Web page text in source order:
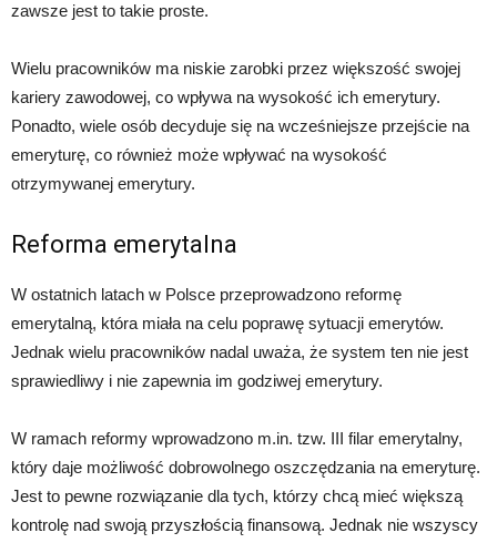
zawsze jest to takie proste.
Wielu pracowników ma niskie zarobki przez większość swojej
kariery zawodowej, co wpływa na wysokość ich emerytury.
Ponadto, wiele osób decyduje się na wcześniejsze przejście na
emeryturę, co również może wpływać na wysokość
otrzymywanej emerytury.
Reforma emerytalna
W ostatnich latach w Polsce przeprowadzono reformę
emerytalną, która miała na celu poprawę sytuacji emerytów.
Jednak wielu pracowników nadal uważa, że system ten nie jest
sprawiedliwy i nie zapewnia im godziwej emerytury.
W ramach reformy wprowadzono m.in. tzw. III filar emerytalny,
który daje możliwość dobrowolnego oszczędzania na emeryturę.
Jest to pewne rozwiązanie dla tych, którzy chcą mieć większą
kontrolę nad swoją przyszłością finansową. Jednak nie wszyscy